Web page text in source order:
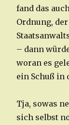
fand das
Ordnung,
– dann
woran es
ein Schuß in
Tja, sowas
sich selbst